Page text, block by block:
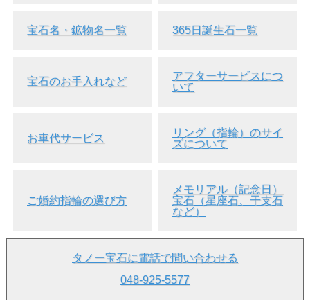
セミオーダーお問合せフォームからお問合せ頂くか、
以下の内容を、
・TEL ( 048-925-5577 水曜定休)
のいずれかにて、わかる範囲で結構でございます。まず
宝石名・鉱物名一覧 365日誕生石一覧
宝石のお手入れなど
アフターサービスにつ
いて
お車代サービス
リング（指輪）のサイ
ズについて
ご婚約指輪の選び方
メモリアル（記念日）
宝石（星座石、干支石
など）
タノー宝石に電話で問い合わせる
048-925-5577